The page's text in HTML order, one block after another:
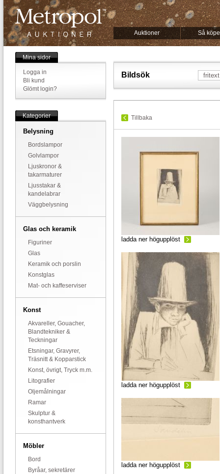
Auktioner Så
Mina sidor
Logga in
Bli kund
Glömt login?
Kategorier
Belysning
Bordslampor
Golvlampor
Ljuskronor &
takarmaturer
Ljusstakar &
kandelabrar
Väggbelysning
Glas och keramik
Figuriner
Glas
Keramik och porslin
Konstglas
Mat- och kaffeserviser
Konst
Akvareller, Gouacher,
Blandtekniker &
Teckningar
Etsningar, Gravyrer,
Träsnitt & Kopparstick
Konst, övrigt, Tryck m.m.
Litografier
Oljemålningar
Ramar
Skulptur &
konsthantverk
Möbler
Bord
Byråar, sekretärer
Bildsök
Tillbaka
ladda ner högupplöst
ladda ner högupplöst
ladda ner högupplöst